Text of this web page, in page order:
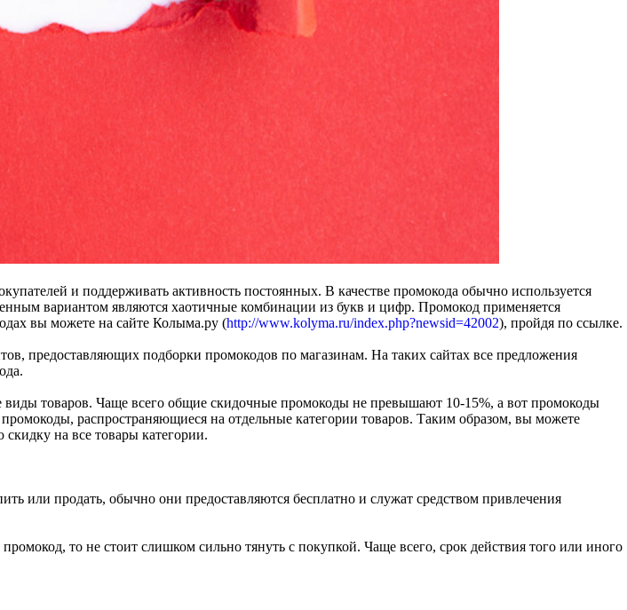
и поддерживать активность постоянных. В качестве промокода обычно используется
вариантом являются хаотичные комбинации из букв и цифр. Промокод применяется
вы можете на сайте Колыма.ру (http://www.kolyma.ru/index.php?newsid=42002), пройдя по ссылке.
предоставляющих подборки промокодов по магазинам. На таких сайтах все предложения
виды товаров. Чаще всего общие скидочные промокоды не превышают 10-15%, а вот промокоды
распространяющиеся на отдельные категории товаров. Таким образом, вы можете
на все товары категории.
или продать, обычно они предоставляются бесплатно и служат средством привлечения
то не стоит слишком сильно тянуть с покупкой. Чаще всего, срок действия того или иного